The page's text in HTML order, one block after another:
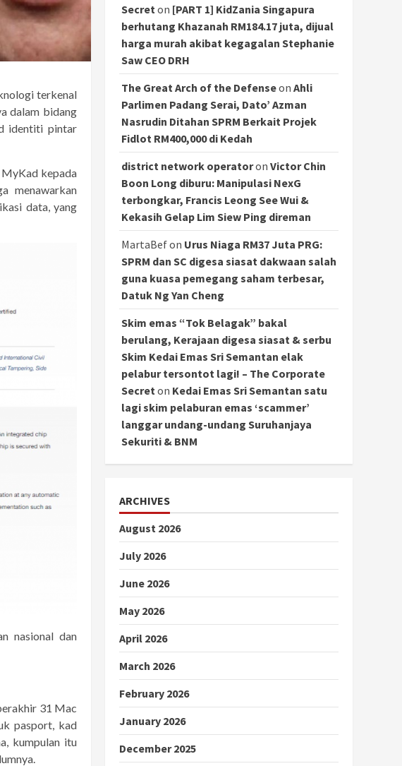
terkenal
dalam bidang
identiti pintar
kepada
menawarkan
data, yang
nasional dan
31 Mac
pasport, kad
kumpulan itu
Secret on [PART 1] KidZania Singapura
berhutang Khazanah RM184.17 juta, dijual
harga murah akibat kegagalan Stephanie
Saw CEO DRH
The Great Arch of the Defenseon Ahli
Parlimen Padang Serai, Dato’ Azman
Nasrudin Ditahan SPRM Berkait Projek
Fidlot RM400,000 di Kedah
district network operatoron Victor Chin
Boon Long diburu: Manipulasi NexG
terbongkar, Francis Leong See Wui &
Kekasih Gelap Lim Siew Ping direman
MartaBefon Urus Niaga RM37 Juta PRG:
SPRM dan SC digesa siasat dakwaan salah
guna kuasa pemegang saham terbesar,
Datuk Ng Yan Cheng
Skim emas “Tok Belagak” bakal
berulang, Kerajaan digesa siasat & serbu
Skim Kedai Emas Sri Semantan elak
pelabur tersontot lagi! – The Corporate
Secret on Kedai Emas Sri Semantan satu
lagi skim pelaburan emas ‘scammer’
langgar undang-undang Suruhanjaya
Sekuriti & BNM
ARCHIVES
August 2026
July 2026
June 2026
May 2026
April 2026
March 2026
February 2026
January 2026
December 2025